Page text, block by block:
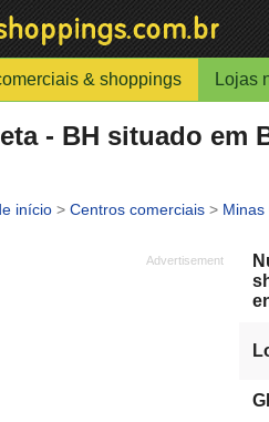
& shoppings Lojas
- BH situado em
início > Centros comerciais > Minas